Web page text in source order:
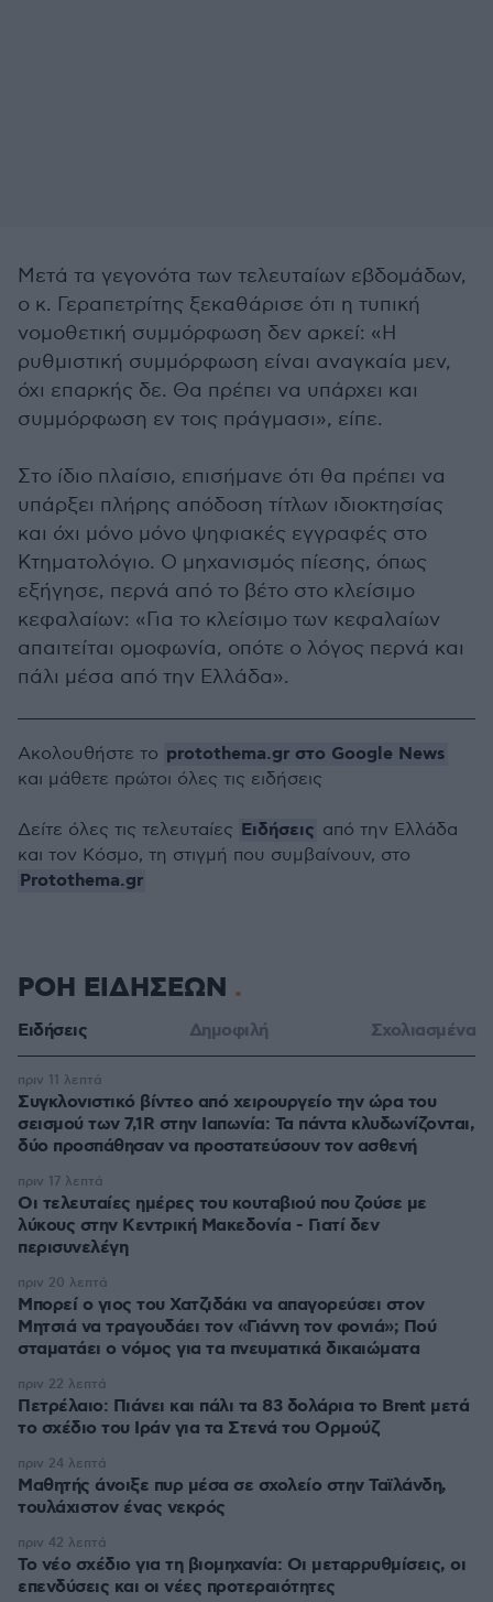
Μετά τα γεγονότα των τελευταίων εβδομάδων,
ο κ. Γεραπετρίτης ξεκαθάρισε ότι η τυπική
νομοθετική συμμόρφωση δεν αρκεί: «Η
ρυθμιστική συμμόρφωση είναι αναγκαία μεν,
όχι επαρκής δε. Θα πρέπει να υπάρχει και
συμμόρφωση εν τοις πράγμασι», είπε.
Στο ίδιο πλαίσιο, επισήμανε ότι θα πρέπει να
υπάρξει πλήρης απόδοση τίτλων ιδιοκτησίας
και όχι μόνο μόνο ψηφιακές εγγραφές στο
Κτηματολόγιο. Ο μηχανισμός πίεσης, όπως
εξήγησε, περνά από το βέτο στο κλείσιμο
κεφαλαίων: «Για το κλείσιμο των κεφαλαίων
απαιτείται ομοφωνία, οπότε ο λόγος περνά και
πάλι μέσα από την Ελλάδα».
Ακολουθήστε το protothema.gr στο Google News
και μάθετε πρώτοι όλες τις ειδήσεις
Δείτε όλες τις τελευταίες Ειδήσεις από την Ελλάδα
και τον Κόσμο, τη στιγμή που συμβαίνουν, στο
Protothema.gr
ΡΟΗ ΕΙΔΗΣΕΩΝ
Ειδήσεις Δημοφιλή Σχολιασμένα
Συγκλονιστικό βίντεο από χειρουργείο την ώρα του
σεισμού των 7,1R στην Ιαπωνία: Τα πάντα κλυδωνίζονται,
δύο προσπάθησαν να προστατεύσουν τον ασθενή
πριν 11 λεπτά
Οι τελευταίες ημέρες του κουταβιού που ζούσε με
λύκους στην Κεντρική Μακεδονία - Γιατί δεν
περισυνελέγη
πριν 17 λεπτά
Μπορεί ο γιος του Χατζιδάκι να απαγορεύσει στον
Μητσιά να τραγουδάει τον «Γιάννη τον φονιά»; Πού
σταματάει ο νόμος για τα πνευματικά δικαιώματα
πριν 20 λεπτά
Πετρέλαιο: Πιάνει και πάλι τα 83 δολάρια το Brent μετά
το σχέδιο του Ιράν για τα Στενά του Ορμούζ
πριν 22 λεπτά
Μαθητής άνοιξε πυρ μέσα σε σχολείο στην Ταϊλάνδη,
τουλάχιστον ένας νεκρός
πριν 24 λεπτά
Το νέο σχέδιο για τη βιομηχανία: Οι μεταρρυθμίσεις, οι
επενδύσεις και οι νέες προτεραιότητες
πριν 42 λεπτά